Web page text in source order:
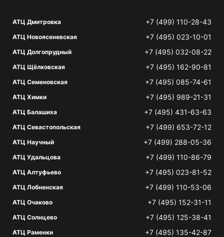
АТЦ Дмитровка +7 (499) 110-28-43
АТЦ Новоясеневская +7 (495) 023-10-01
АТЦ Долгопрудный +7 (495) 032-08-22
АТЦ Щёлковская +7 (495) 162-90-81
АТЦ Семеновская +7 (495) 085-74-61
АТЦ Химки +7 (495) 989-21-31
АТЦ Балашиха +7 (495) 431-63-63
АТЦ Севастопольская +7 (499) 653-72-12
АТЦ Научный +7 (499) 288-05-36
АТЦ Удальцова +7 (499) 110-86-79
АТЦ Алтуфьево +7 (495) 023-81-52
АТЦ Лобненская +7 (499) 110-53-06
АТЦ Очаково +7 (495) 152-31-11
АТЦ Солнцево +7 (495) 125-38-41
АТЦ Раменки +7 (495) 135-42-87